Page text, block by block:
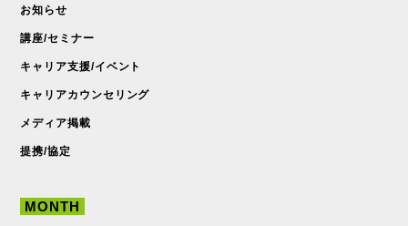
お知らせ
講座/セミナー
キャリア支援/イベント
キャリアカウンセリング
メディア掲載
提携/協定
MONTH